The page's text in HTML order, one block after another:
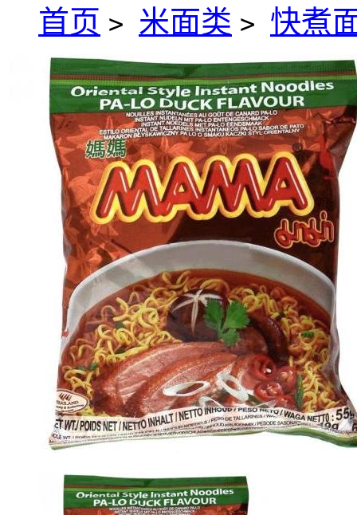
首页 > 米面类 > 快煮